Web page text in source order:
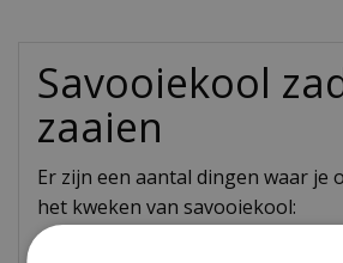
Savooiekool
zaaien
Er zijn een aantal dingen waar je
het kweken van savooiekool: